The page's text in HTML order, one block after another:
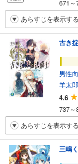
671～
あらすじを表示する
古き
男性
羊太郎
4.6
737～
あらすじを表示する
三嶋